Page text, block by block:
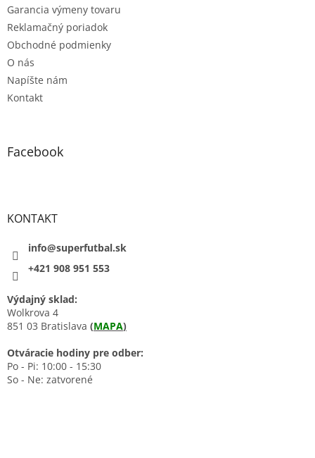
Garancia výmeny tovaru
Reklamačný poriadok
Obchodné podmienky
O nás
Napíšte nám
Kontakt
Facebook
KONTAKT
info@superfutbal.sk
+421 908 951 553
Výdajný sklad:
Wolkrova 4
851 03 Bratislava (MAPA)
Otváracie hodiny pre odber:
Po - Pi: 10:00 - 15:30
So - Ne: zatvorené